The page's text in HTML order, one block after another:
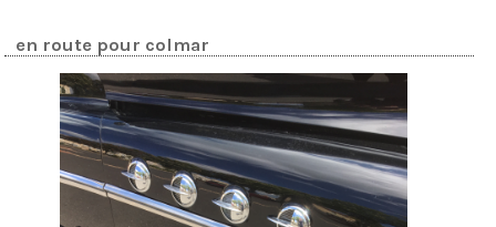
en route pour colmar